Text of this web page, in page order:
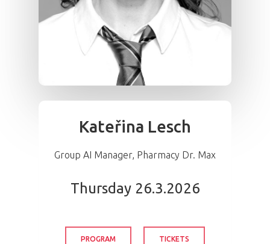
Kateřina Lesch
Group AI Manager, Pharmacy Dr. Max
Thursday 26.3.2026
PROGRAM TICKETS